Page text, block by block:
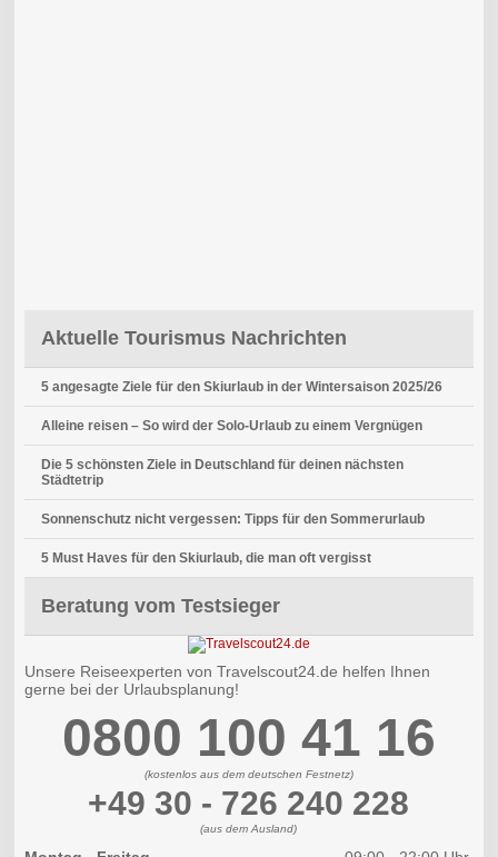
Aktuelle Tourismus Nachrichten
5 angesagte Ziele für den Skiurlaub in der Wintersaison 2025/26
Alleine reisen – So wird der Solo-Urlaub zu einem Vergnügen
Die 5 schönsten Ziele in Deutschland für deinen nächsten
Städtetrip
Sonnenschutz nicht vergessen: Tipps für den Sommerurlaub
5 Must Haves für den Skiurlaub, die man oft vergisst
Beratung vom Testsieger
Unsere Reiseexperten von Travelscout24.de helfen Ihnen
gerne bei der Urlaubsplanung!
0800 100 41 16
(kostenlos aus dem deutschen Festnetz)
+49 30 - 726 240 228
(aus dem Ausland)